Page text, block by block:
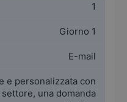
1
Giorno 1
E-mail
e personalizzata con
una domanda